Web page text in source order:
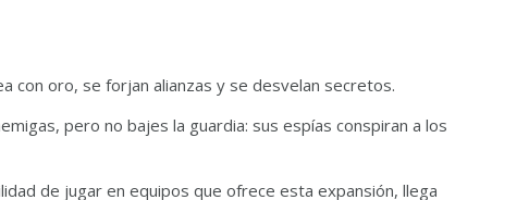
con oro, se forjan alianzas y se desvelan secretos.
pero no bajes la guardia: sus espías conspiran a los
de jugar en equipos que ofrece esta expansión, llega